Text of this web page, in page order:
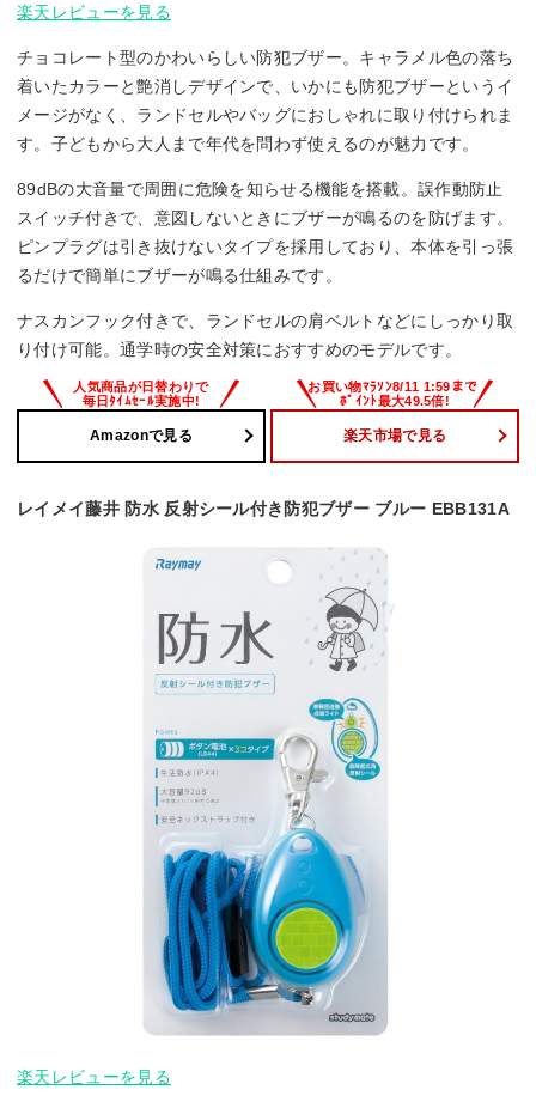
楽天レビューを見る
チョコレート型のかわいらしい防犯ブザー。キャラメル色の落ち
着いたカラーと艶消しデザインで、いかにも防犯ブザーというイ
メージがなく、ランドセルやバッグにおしゃれに取り付けられま
す。子どもから大人まで年代を問わず使えるのが魅力です。
89dBの大音量で周囲に危険を知らせる機能を搭載。誤作動防止
スイッチ付きで、意図しないときにブザーが鳴るのを防げます。
ピンプラグは引き抜けないタイプを採用しており、本体を引っ張
るだけで簡単にブザーが鳴る仕組みです。
ナスカンフック付きで、ランドセルの肩ベルトなどにしっかり取
り付け可能。通学時の安全対策におすすめのモデルです。
Amazonで見る 楽天市場で見る
レイメイ藤井 防水 反射シール付き防犯ブザー ブルー EBB131A
楽天レビューを見る